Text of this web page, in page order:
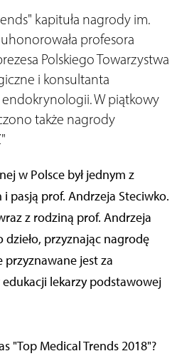
kapituła nagrody im.
profesora
Polskiego Towarzystwa
i konsultanta
W piątkowy
także nagrody
w Polsce był jednym z
pasją prof. Andrzeja Steciwko.
z rodziną prof. Andrzeja
przyznając nagrodę
przyznawane jest za
lekarzy podstawowej
"Top Medical Trends 2018"?